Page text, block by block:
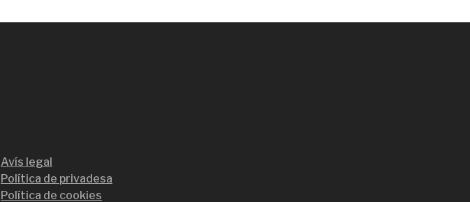
Avís legal
Política de privadesa
Política de cookies